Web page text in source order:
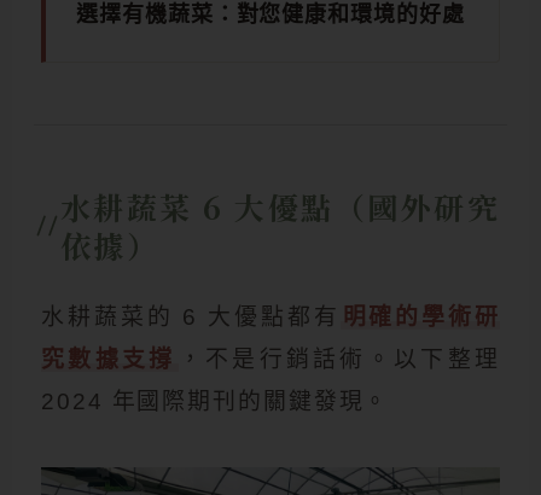
選擇有機蔬菜：對您健康和環境的好處
水耕蔬菜 6 大優點（國外研究
依據）
水耕蔬菜的 6 大優點都有 明確的學術研
究數據支撐
，不是行銷話術。以下整理
2024 年國際期刊的關鍵發現。